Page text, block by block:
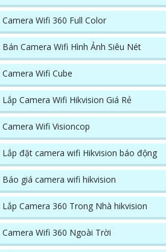
Camera Wifi 360 Full Color
Bán Camera Wifi Hình Ảnh Siêu Nét
Camera Wifi Cube
Lắp Camera Wifi Hikvision Giá Rẻ
Camera Wifi Visioncop
Lắp đặt camera wifi Hikvision báo động
Báo giá camera wifi hikvision
Lắp Camera 360 Trong Nhà hikvision
Camera Wifi 360 Ngoài Trời